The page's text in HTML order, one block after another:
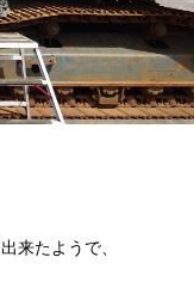
来たようで、